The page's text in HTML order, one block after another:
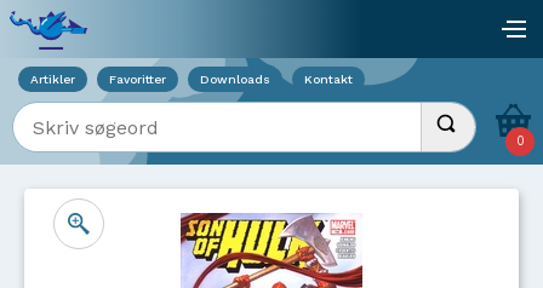
Artikler Favoritter Downloads Kontakt
Indtast søgeord Udfør søgning
0
Viser overlay for indkøbskurv